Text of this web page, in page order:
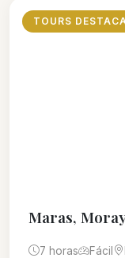
TOURS
Maras,
7 horas Fácil